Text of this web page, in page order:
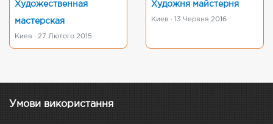
Художественная
мастерская
Киев · 27 Лютого 2015
Художня майстерня
Киев · 13 Червня 2016
Умови використання